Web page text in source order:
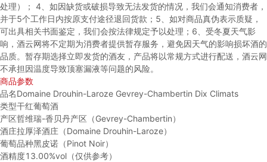
处理）； 4、如因缺货或破损导致无法发货的情况，我们会通知消费者，
并于5个工作日内按原支付途径退回货款； 5、如对商品真伪表示质疑，
可出具相关书面鉴定，我们会按法律规定予以处理； 6、受冬夏天气影
响，酒云网将不定期为消费者提供暂存服务，避免因天气的影响损坏酒的
品质。暂存期选择立即发货的酒友，产品将以常规方式进行配送，酒云网
不承担因温度导致顶塞漏液等问题的风险。
商品参数
品名Domaine Drouhin-Laroze Gevrey-Chambertin Dix Climats
类型干红葡萄酒
产区哲维瑞-香贝丹产区（Gevrey-Chambertin）
酒庄拉厚泽酒庄（Domaine Drouhin-Laroze）
葡萄品种黑皮诺（Pinot Noir）
酒精度13.00%vol（仅供参考）